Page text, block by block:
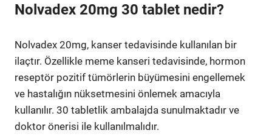
Nolvadex 20mg 30 tablet nedir?
Nolvadex 20mg, kanser tedavisinde kullanılan bir
ilaçtır. Özellikle meme kanseri tedavisinde, hormon
reseptör pozitif tümörlerin büyümesini engellemek
ve hastalığın nüksetmesini önlemek amacıyla
kullanılır. 30 tabletlik ambalajda sunulmaktadır ve
doktor önerisi ile kullanılmalıdır.